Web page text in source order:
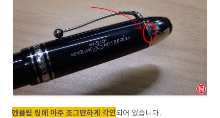
펜클립 링에 아주 조그만하게 각인되어 있습니다.